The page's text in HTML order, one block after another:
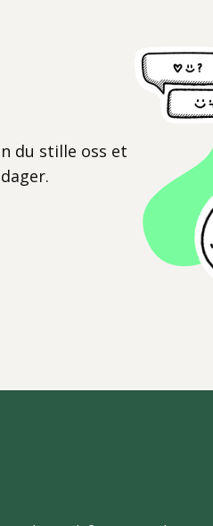
du stille oss et